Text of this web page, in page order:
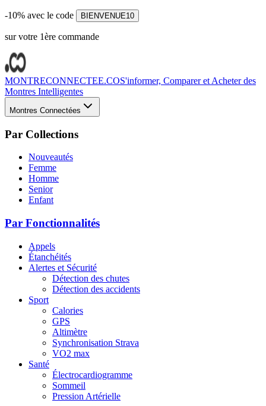
-10% avec le code BIENVENUE10
sur votre 1ère commande
MONTRECONNECTEE.COS'informer, Comparer et Acheter des
Montres Intelligentes
Montres Connectées
Par Collections
Nouveautés
Femme
Homme
Senior
Enfant
Par Fonctionnalités
Appels
Étanchéités
Alertes et Sécurité
Détection des chutes
Détection des accidents
Sport
Calories
GPS
Altimètre
Synchronisation Strava
VO2 max
Santé
Électrocardiogramme
Sommeil
Pression Artérielle